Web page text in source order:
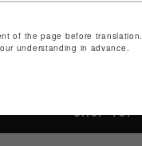
SHOP TOP
of the page before translation.
understanding in advance.